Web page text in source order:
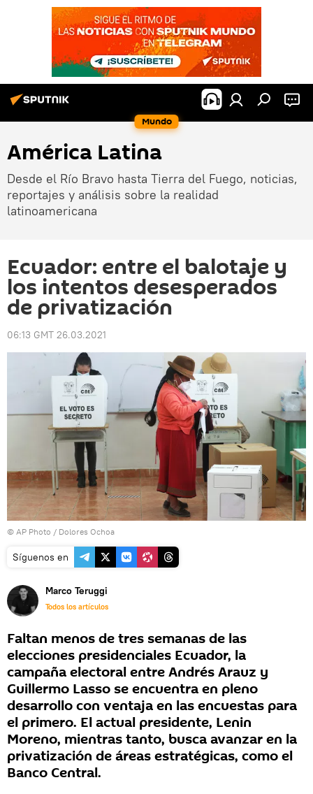
Mundo
América Latina
Desde el Río Bravo hasta Tierra del Fuego, noticias,
reportajes y análisis sobre la realidad
latinoamericana
Ecuador: entre el balotaje y
los intentos desesperados
de privatización
06:13 GMT 26.03.2021
© AP Photo / Dolores Ochoa
Síguenos en
Marco Teruggi
Todos los artículos
Faltan menos de tres semanas de las
elecciones presidenciales Ecuador, la
campaña electoral entre Andrés Arauz y
Guillermo Lasso se encuentra en pleno
desarrollo con ventaja en las encuestas para
el primero. El actual presidente, Lenin
Moreno, mientras tanto, busca avanzar en la
privatización de áreas estratégicas, como el
Banco Central.